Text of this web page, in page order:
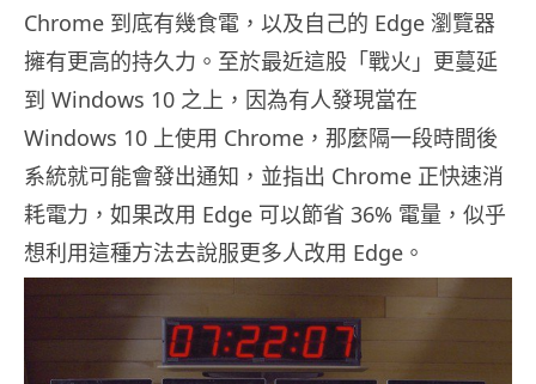
Chrome 到底有幾食電，以及自己的 Edge 瀏覽器
擁有更高的持久力。至於最近這股「戰火」更蔓延
到 Windows 10 之上，因為有人發現當在
Windows 10 上使用 Chrome，那麼隔一段時間後
系統就可能會發出通知，並指出 Chrome 正快速消
耗電力，如果改用 Edge 可以節省 36% 電量，似乎
想利用這種方法去說服更多人改用 Edge。